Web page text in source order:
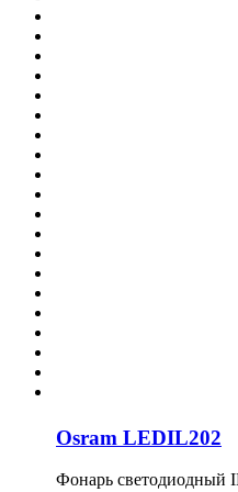
Osram LEDIL202
Фонарь светодиодный